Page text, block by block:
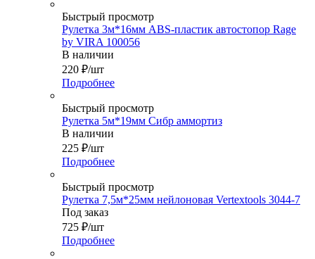
Быстрый просмотр
Рулетка 3м*16мм ABS-пластик автостопор Rage
by VIRA 100056
В наличии
220 ₽/шт
Подробнее
Быстрый просмотр
Рулетка 5м*19мм Сибр аммортиз
В наличии
225 ₽/шт
Подробнее
Быстрый просмотр
Рулетка 7,5м*25мм нейлоновая Vertextools 3044-7
Под заказ
725 ₽/шт
Подробнее